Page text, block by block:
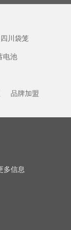
、染色渗透等
四川袋笼
电池
品牌加盟
多信息